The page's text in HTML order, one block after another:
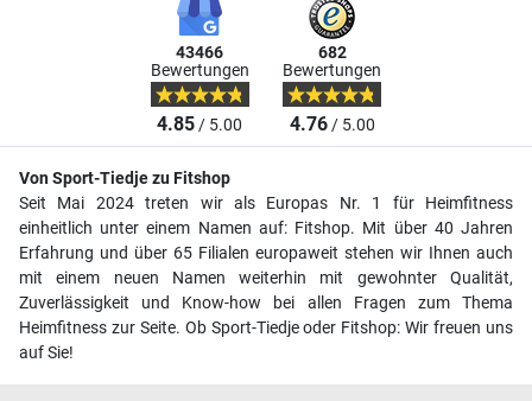
43466
Bewertungen
4.85/ 5.00
682
Bewertungen
4.76/ 5.00
Von Sport-Tiedje zu Fitshop
Seit Mai 2024 treten wir als Europas Nr. 1 für Heimfitness
einheitlich unter einem Namen auf: Fitshop. Mit über 40 Jahren
Erfahrung und über 65 Filialen europaweit stehen wir Ihnen auch
mit einem neuen Namen weiterhin mit gewohnter Qualität,
Zuverlässigkeit und Know-how bei allen Fragen zum Thema
Heimfitness zur Seite. Ob Sport-Tiedje oder Fitshop: Wir freuen uns
auf Sie!